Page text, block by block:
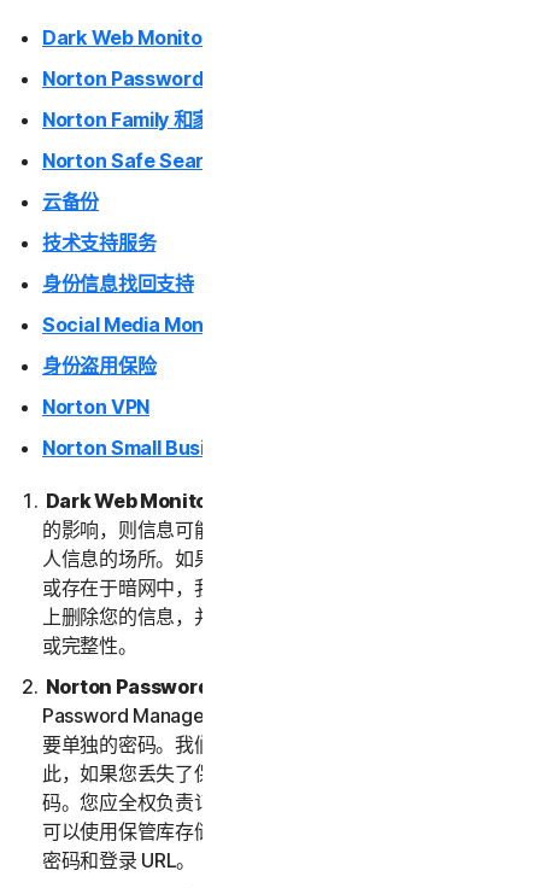
Dark Web Monitoring
Norton Password Manager
Norton Family 和家长控制
Norton Safe Search 和 Safe Web
云备份
技术支持服务
身份信息找回支持
Social Media Monitoring
身份盗用保险
Norton VPN
Norton Small Business
Dark Web Monitoring
的影响，则信息可能最终会出现在暗网上。暗网是交易个
人信息的场所。如果我们检测到或认为您的信息遭到泄露
或存在于暗网中，我们将向您发送通知。我们不会从暗网
上删除您的信息，并且我们也不保证暗网上信息的准确性
或完整性。
Norton Password Manager。
Password Manager，您需要创建一个保管库。保管库需
要单独的密码。我们不会存储或保留您的保管库密码，因
此，如果您丢失了保管库密码，我们将无法为您恢复密
码。您应全权负责记住并保管您的保管库密码。然后，您
可以使用保管库存储您访问和使用的其他站点的登录名、
密码和登录 URL。